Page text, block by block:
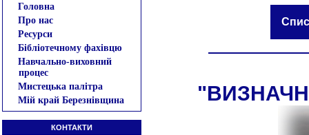
Головна
Про нас
Ресурси
Бібліотечному фахівцю
Навчально-виховний
процес
Мистецька палітра
Мій край Березнівщина
КОНТАКТИ